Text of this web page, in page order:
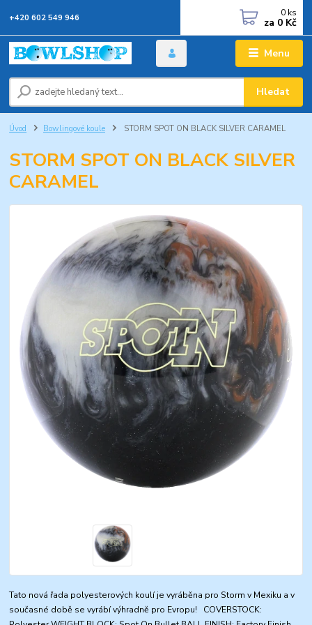
Menu
Hledat
+420 602 549 946 0 ks
za 0 Kč
Úvod Bowlingové koule STORM SPOT ON BLACK SILVER CARAMEL
STORM SPOT ON BLACK SILVER
CARAMEL
Tato nová řada polyesterových koulí je vyráběna pro Storm v Mexiku a v
současné době se vyrábí výhradně pro Evropu! COVERSTOCK: